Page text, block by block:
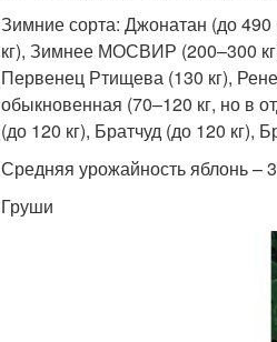
Зимние сорта: Джонатан (до 490
кг), Зимнее МОСВИР (200–300
Первенец Ртищева (130 кг),
обыкновенная (70–120 кг, но в
(до 120 кг), Братчуд (до 120 кг),
Средняя урожайность яблонь –
Груши